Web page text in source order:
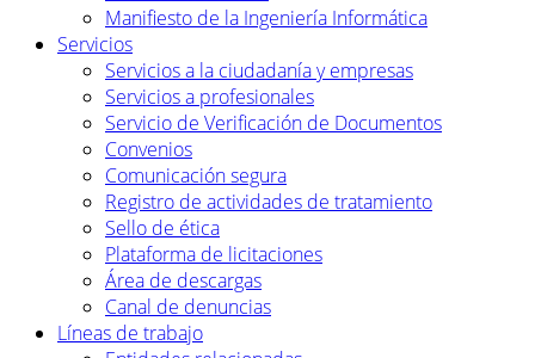
Manifiesto de la Ingeniería Informática
Servicios
Servicios a la ciudadanía y empresas
Servicios a profesionales
Servicio de Verificación de Documentos
Convenios
Comunicación segura
Registro de actividades de tratamiento
Sello de ética
Plataforma de licitaciones
Área de descargas
Canal de denuncias
Líneas de trabajo